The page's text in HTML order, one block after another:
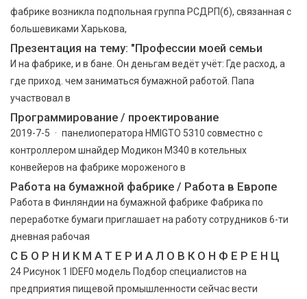
фабрике возникла подпольная группа РСДРП(б), связанная с
большевиками Харькова,
Презентация на тему: "Профессии моей семьи
И на фабрике, и в бане. Он деньгам ведёт учёт: Где расход, а
где приход. чем заниматься бумажной работой. Папа
участвовал в
Программирование / проектирование
2019-7-5 · панелиоператора HMIGTO 5310 совместно с
контроллером шнайдер Модикон М340 в котельных
конвейеров на фабрике мороженого в
Работа на бумажной фабрике / Работа в Европе
Работа в Финляндии на бумажной фабрике Фабрика по
переработке бумаги приглашает на работу сотрудников 6-ти
дневная рабочая
С Б О Р Н И К М А Т Е Р И А Л О В К О Н Ф Е Р Е Н Ц
24 Рисунок 1 IDEF0 модель Подбор специалистов на
предприятия пищевой промышленности сейчас вести